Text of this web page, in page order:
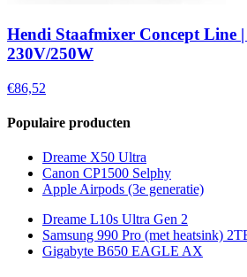
Hendi Staafmixer Concept Line
230V/250W
€86,52
Populaire producten
Dreame X50 Ultra
Canon CP1500 Selphy
Apple Airpods (3e generatie)
Dreame L10s Ultra Gen 2
Samsung 990 Pro (met heatsink)
Gigabyte B650 EAGLE AX